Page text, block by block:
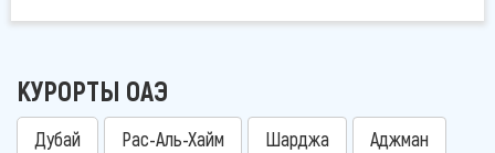
КУРОРТЫ ОАЭ
Дубай Рас-Аль-Хайм Шарджа Аджман